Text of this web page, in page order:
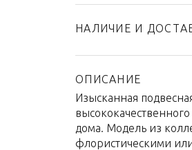
Коллекция
Страна
Материал
Объем / Размер
НАЛИЧИЕ И
ОПИСАНИЕ
Изысканная
дома. Модель из
флористическими